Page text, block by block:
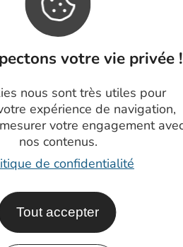
votre vie privée !
nous sont très utiles pour
expérience de navigation,
votre engagement
nos contenus.
de confidentialité
Tout accepter